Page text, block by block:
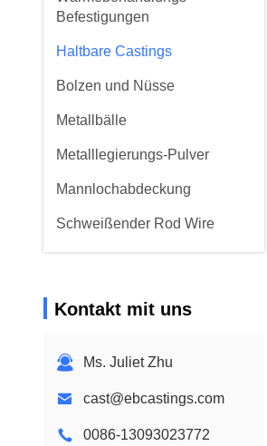
Befestigungen
Haltbare Castings
Bolzen und Nüsse
Metallbälle
Metalllegierungs-Pulver
Mannlochabdeckung
Schweißender Rod Wire
Kontakt mit uns
Ms. Juliet Zhu
cast@ebcastings.com
0086-13093023772